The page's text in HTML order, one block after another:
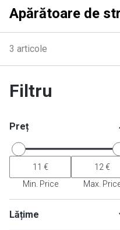
Apărătoare de
3 articole
Filtru
Preț
Min. Price Max.
Lățime